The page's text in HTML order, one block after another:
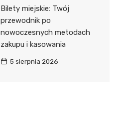
Bilety miejskie: Twój
przewodnik po
nowoczesnych metodach
zakupu i kasowania
5 sierpnia 2026